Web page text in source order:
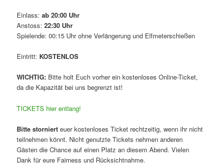
Einlass:ab 20:00 Uhr
Anstoss:22:30 Uhr
Spielende: 00:15 Uhr ohne Verlängerung und Elfmeterschießen
Eintritt: KOSTENLOS
WICHTIG: Bitte holt Euch vorher ein kostenloses Online-Ticket,
da die Kapazität bei uns begrenzt ist!
TICKETS hier entlang!
Bitte storniert euer kostenloses Ticket rechtzeitig, wenn ihr nicht
teilnehmen könnt. Nicht genutzte Tickets nehmen anderen
Gästen die Chance auf einen Platz an diesem Abend. Vielen
Dank für eure Fairness und Rücksichtnahme.